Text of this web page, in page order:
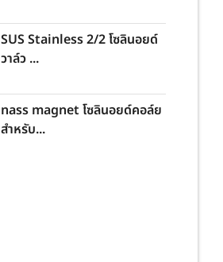
SUS Stainless 2/2 โซลินอยด์
วาล์ว ...
nass magnet โซลินอยด์คอล์ย
สำหรับ...